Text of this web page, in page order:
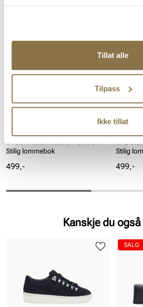
Tillat alle
Tilpass
Ikke tillat
Stilig lommebok
Pris
499,-
Stilig
Pris
499,-
Kanskje du
SALG